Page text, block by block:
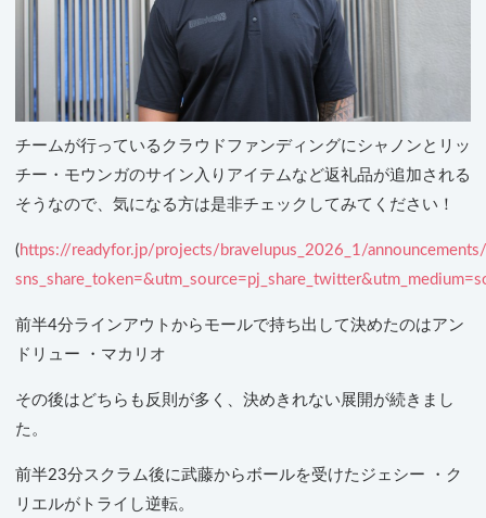
チームが行っているクラウドファンディングにシャノンとリッ
チー・モウンガのサイン入りアイテムなど返礼品が追加される
そうなので、気になる方は是非チェックしてみてください！
( https://readyfor.jp/projects/bravelupus_2026_1/
前半4分ラインアウトからモールで持ち出して決めたのはアン
ドリュー ・マカリオ
その後はどちらも反則が多く、決めきれない展開が続きまし
た。
前半23分スクラム後に武藤からボールを受けたジェシー ・ク
リエルがトライし逆転。